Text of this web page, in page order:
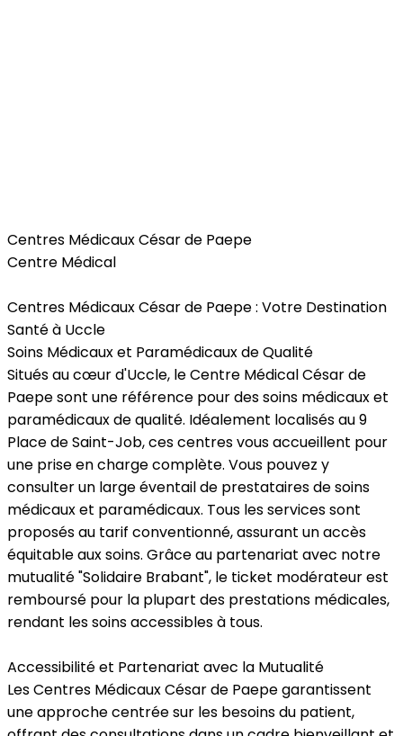
Centres Médicaux César de Paepe
Centre Médical
Centres Médicaux César de Paepe : Votre Destination
Santé à Uccle
Soins Médicaux et Paramédicaux de Qualité
Situés au cœur d'Uccle, le Centre Médical César de
Paepe sont une référence pour des soins médicaux et
paramédicaux de qualité. Idéalement localisés au 9
Place de Saint-Job, ces centres vous accueillent pour
une prise en charge complète. Vous pouvez y
consulter un large éventail de prestataires de soins
médicaux et paramédicaux. Tous les services sont
proposés au tarif conventionné, assurant un accès
équitable aux soins. Grâce au partenariat avec notre
mutualité "Solidaire Brabant", le ticket modérateur est
remboursé pour la plupart des prestations médicales,
rendant les soins accessibles à tous.
Accessibilité et Partenariat avec la Mutualité
Les Centres Médicaux César de Paepe garantissent
une approche centrée sur les besoins du patient,